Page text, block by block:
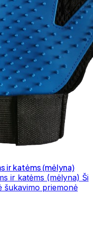
ir katėms (mėlyna)
ir katėms (mėlyna) Ši
šukavimo priemonė